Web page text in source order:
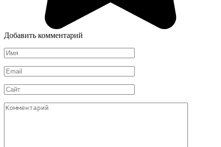
Добавить комментарий
Имя
*
Email
*
Сайт
Комментарий